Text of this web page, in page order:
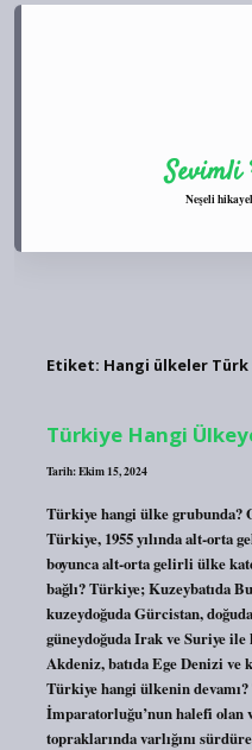
Sevimli
Neşeli
Etiket: Hangi ülkeler
Türkiye Hangi
Tarih: Ekim 15, 2024
Türkiye hangi ülke grubunda?
Türkiye, 1955 yılında alt-orta
boyunca alt-orta gelirli ülke
bağlı? Türkiye; Kuzeybatıda
kuzeydoğuda Gürcistan,
güneydoğuda Irak ve Suriye ile
Akdeniz, batıda Ege Denizi
Türkiye hangi ülkenin
İmparatorluğu’nun halefi olan
topraklarında varlığını